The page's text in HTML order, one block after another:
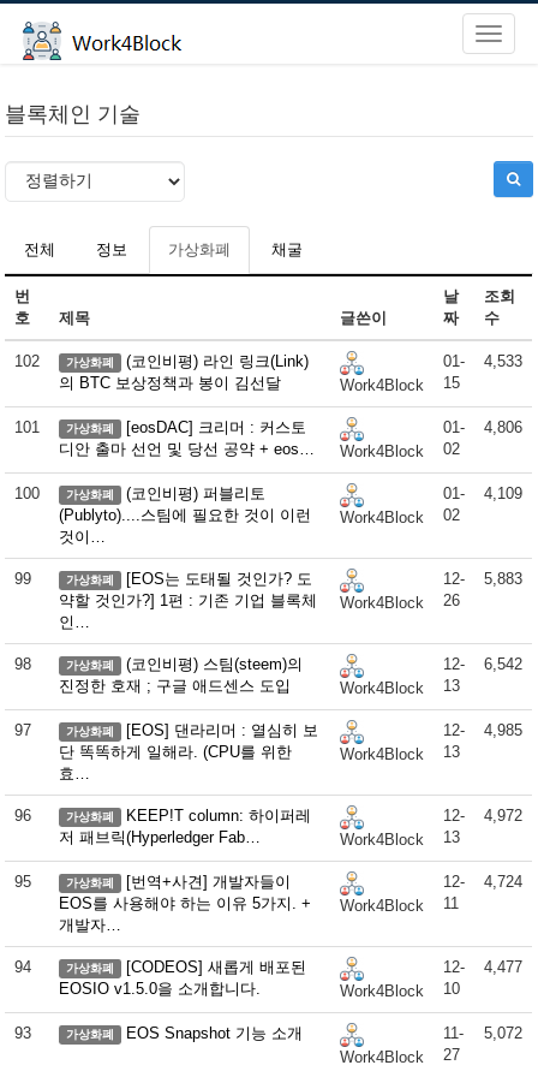
블록체인 기술
전체 정보 가상화폐 채굴
번
호
제목 글쓴이
날
짜
조회
수
102 가상화폐
(코인비평) 라인 링크(Link)
의 BTC 보상정책과 봉이 김선달
Work4Block
01-
15
4,533
101 가상화폐
[eosDAC] 크리머 : 커스토
디안 출마 선언 및 당선 공약 + eos…
Work4Block
01-
02
4,806
100 가상화폐
(코인비평) 퍼블리토
(Publyto)....스팀에 필요한 것이 이런
것이…
Work4Block
01-
02
4,109
99 가상화폐
[EOS는 도태될 것인가? 도
약할 것인가?] 1편 : 기존 기업 블록체
인…
Work4Block
12-
26
5,883
98 가상화폐
(코인비평) 스팀(steem)의
진정한 호재 ; 구글 애드센스 도입
Work4Block
12-
13
6,542
97 가상화폐
[EOS] 댄라리머 : 열심히 보
단 똑똑하게 일해라. (CPU를 위한
효…
Work4Block
12-
13
4,985
96 가상화폐
KEEP!T column: 하이퍼레
저 패브릭(Hyperledger Fab…
Work4Block
12-
13
4,972
95 가상화폐
[번역+사견] 개발자들이
EOS를 사용해야 하는 이유 5가지. +
개발자…
Work4Block
12-
11
4,724
94 가상화폐
[CODEOS] 새롭게 배포된
EOSIO v1.5.0을 소개합니다.
Work4Block
12-
10
4,477
93 가상화폐
EOS Snapshot 기능 소개
Work4Block
11-
27
5,072